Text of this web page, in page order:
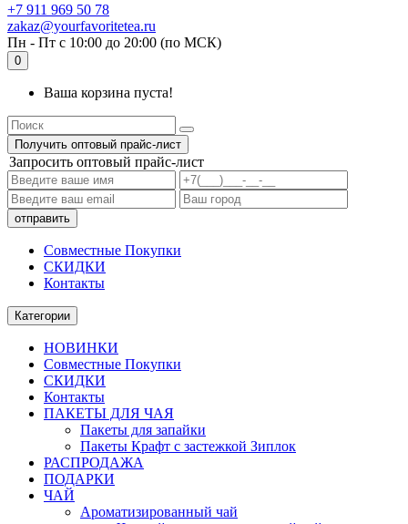
+7 911 969 50 78
zakaz@yourfavoritetea.ru
Пн - Пт с 10:00 до 20:00 (по МСК)
0
Ваша корзина пуста!
Получить оптовый прайс-лист
Запросить оптовый прайс-лист
Совместные Покупки
СКИДКИ
Контакты
Категории
НОВИНКИ
Совместные Покупки
СКИДКИ
Контакты
ПАКЕТЫ ДЛЯ ЧАЯ
Пакеты для запайки
Пакеты Крафт с застежкой Зиплок
РАСПРОДАЖА
ПОДАРКИ
ЧАЙ
Ароматизированный чай